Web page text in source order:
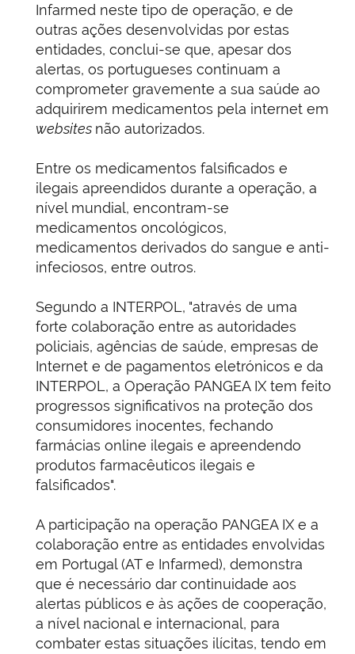
Infarmed neste tipo de operação, e de
outras ações desenvolvidas por estas
entidades, conclui-se que, apesar dos
alertas, os portugueses continuam a
comprometer gravemente a sua saúde ao
adquirirem medicamentos pela internet em
websites não autorizados.
Entre os medicamentos falsificados e
ilegais apreendidos durante a operação, a
nível mundial, encontram-se
medicamentos oncológicos,
medicamentos derivados do sangue e anti-
infeciosos, entre outros.
Segundo a INTERPOL, "através de uma
forte colaboração entre as autoridades
policiais, agências de saúde, empresas de
Internet e de pagamentos eletrónicos e da
INTERPOL, a Operação PANGEA IX tem feito
progressos significativos na proteção dos
consumidores inocentes, fechando
farmácias online ilegais e apreendendo
produtos farmacêuticos ilegais e
falsificados".
A participação na operação PANGEA IX e a
colaboração entre as entidades envolvidas
em Portugal (AT e Infarmed), demonstra
que é necessário dar continuidade aos
alertas públicos e às ações de cooperação,
a nível nacional e internacional, para
combater estas situações ilícitas, tendo em